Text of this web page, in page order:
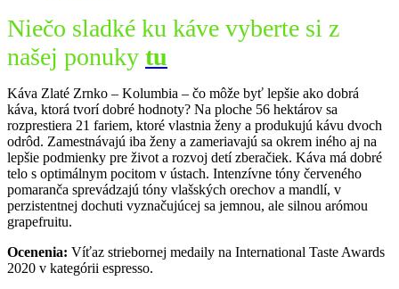
Niečo sladké ku káve vyberte si z
našej ponuky tu
Káva Zlaté Zrnko – Kolumbia – čo môže byť lepšie ako dobrá
káva, ktorá tvorí dobré hodnoty? Na ploche 56 hektárov sa
rozprestiera 21 fariem, ktoré vlastnia ženy a produkujú kávu dvoch
odrôd. Zamestnávajú iba ženy a zameriavajú sa okrem iného aj na
lepšie podmienky pre život a rozvoj detí zberačiek. Káva má dobré
telo s optimálnym pocitom v ústach. Intenzívne tóny červeného
pomaranča sprevádzajú tóny vlašských orechov a mandlí, v
perzistentnej dochuti vyznačujúcej sa jemnou, ale silnou arómou
grapefruitu.
Ocenenia: Víťaz striebornej medaily na International Taste Awards
2020 v kategórii espresso.